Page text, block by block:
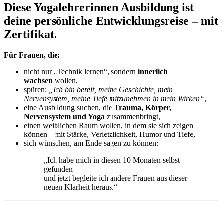
Diese Yogalehrerinnen Ausbildung ist
deine persönliche Entwicklungsreise – mit
Zertifikat.
Für Frauen, die:
nicht nur „Technik lernen“, sondern innerlich
wachsen wollen,
spüren: „Ich bin bereit, meine Geschichte, mein
Nervensystem, meine Tiefe mitzunehmen in mein Wirken“,
eine Ausbildung suchen, die Trauma, Körper,
Nervensystem und Yoga zusammenbringt,
einen weiblichen Raum wollen, in dem sie sich zeigen
können – mit Stärke, Verletzlichkeit, Humor und Tiefe,
sich wünschen, am Ende sagen zu können:
„Ich habe mich in diesen 10 Monaten selbst
gefunden –
und jetzt begleite ich andere Frauen aus dieser
neuen Klarheit heraus.“